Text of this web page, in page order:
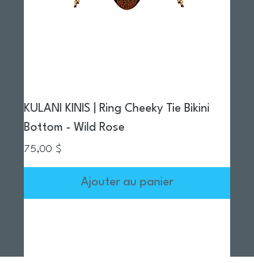
KULANI KINIS | Ring Cheeky Tie Bikini
Bottom - Wild Rose
Prix
75,00 $
Ajouter au panier